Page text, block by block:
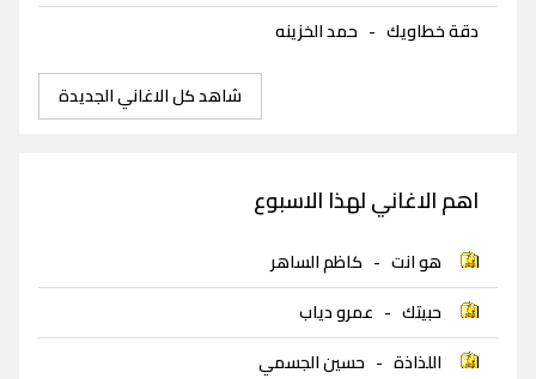
دقة خطاويك - حمد الخزينه
شاهد كل الاغاني الجديدة
اهم الاغاني لهذا الاسبوع
هو انت - كاظم الساهر
حبيتك - عمرو دياب
اللذاذة - حسين الجسمي